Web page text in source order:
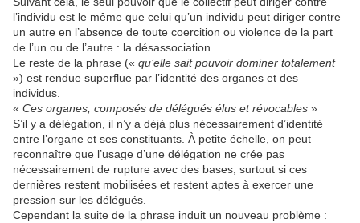
l’individu est le même que celui qu’un individu peut diriger contre
un autre en l’absence de toute coercition ou violence de la part
de l’un ou de l’autre : la désassociation.
Le reste de la phrase (« qu’elle sait pouvoir dominer totalement
») est rendue superflue par l’identité des organes et des
individus.
« Ces organes, composés de délégués élus et révocables »
S’il y a délégation, il n’y a déjà plus nécessairement d’identité
entre l’organe et ses constituants. À petite échelle, on peut
reconnaître que l’usage d’une délégation ne crée pas
nécessairement de rupture avec des bases, surtout si ces
dernières restent mobilisées et restent aptes à exercer une
pression sur les délégués.
Cependant la suite de la phrase induit un nouveau problème :